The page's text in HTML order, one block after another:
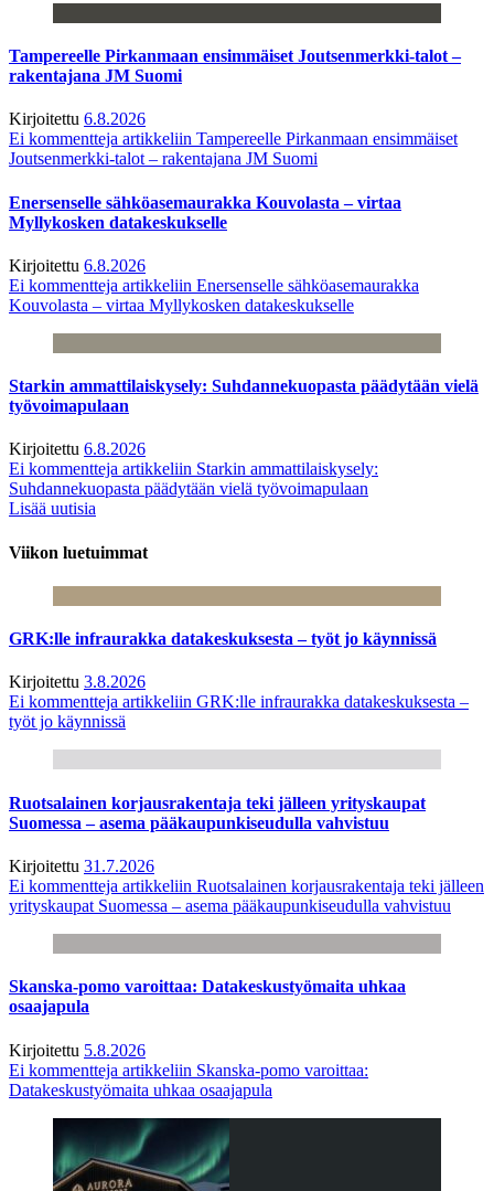
Tampereelle Pirkanmaan ensimmäiset Joutsenmerkki-talot –
rakentajana JM Suomi
Kirjoitettu 6.8.2026
Ei kommentteja artikkeliin Tampereelle Pirkanmaan ensimmäiset
Joutsenmerkki-talot – rakentajana JM Suomi
Enersenselle sähköasemaurakka Kouvolasta – virtaa
Myllykosken datakeskukselle
Kirjoitettu 6.8.2026
Ei kommentteja artikkeliin Enersenselle sähköasemaurakka
Kouvolasta – virtaa Myllykosken datakeskukselle
Starkin ammattilaiskysely: Suhdannekuopasta päädytään vielä
työvoimapulaan
Kirjoitettu 6.8.2026
Ei kommentteja artikkeliin Starkin ammattilaiskysely:
Suhdannekuopasta päädytään vielä työvoimapulaan
Lisää uutisia
Viikon luetuimmat
GRK:lle infraurakka datakeskuksesta – työt jo käynnissä
Kirjoitettu 3.8.2026
Ei kommentteja artikkeliin GRK:lle infraurakka datakeskuksesta –
työt jo käynnissä
Ruotsalainen korjausrakentaja teki jälleen yrityskaupat
Suomessa – asema pääkaupunkiseudulla vahvistuu
Kirjoitettu 31.7.2026
Ei kommentteja artikkeliin Ruotsalainen korjausrakentaja teki jälleen
yrityskaupat Suomessa – asema pääkaupunkiseudulla vahvistuu
Skanska-pomo varoittaa: Datakeskustyömaita uhkaa
osaajapula
Kirjoitettu 5.8.2026
Ei kommentteja artikkeliin Skanska-pomo varoittaa:
Datakeskustyömaita uhkaa osaajapula